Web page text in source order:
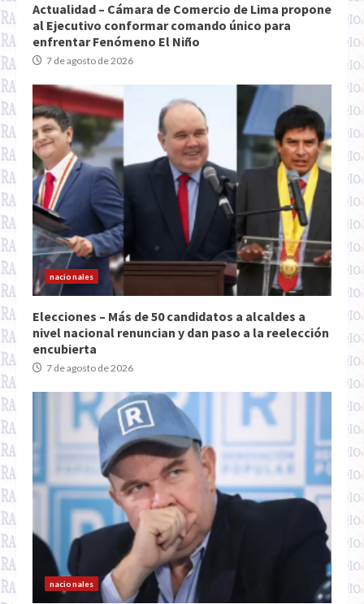
Actualidad – Cámara de Comercio de Lima propone
al Ejecutivo conformar comando único para
enfrentar Fenómeno El Niño
7 de agosto de 2026
nacionales
Elecciones – Más de 50 candidatos a alcaldes a
nivel nacional renuncian y dan paso a la reelección
encubierta
7 de agosto de 2026
nacionales